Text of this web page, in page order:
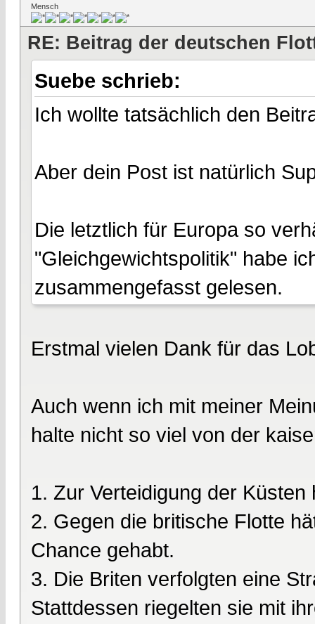
Mensch
RE: Beitrag der deutschen
Suebe schrieb:
Ich wollte tatsächlich den
Aber dein Post ist natürlich
Die letztlich für Europa so
"Gleichgewichtspolitik" habe
zusammengefasst gelesen.
Erstmal vielen Dank für das
Auch wenn ich mit meiner
halte nicht so viel von der
1. Zur Verteidigung der
2. Gegen die britische Flotte
Chance gehabt.
3. Die Briten verfolgten eine
Stattdessen riegelten sie mit